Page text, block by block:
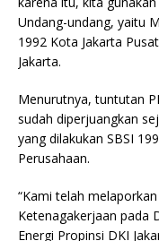
Undang-undang, yaitu
1992 Kota Jakarta
Jakarta.
Menurutnya, tuntutan
sudah diperjuangkan
yang dilakukan SBSI
Perusahaan.
“Kami telah
Ketenagakerjaan pada
Energi Propinsi DKI